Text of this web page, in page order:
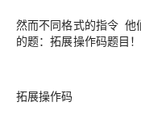
然而不同格式的指令 他
的题：拓展操作码题目！
拓展操作码